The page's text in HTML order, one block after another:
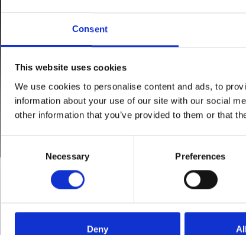
Consent
This website uses cookies
We use cookies to personalise content and ads, to
information about your use of our site with our social
other information that you’ve provided to them or that
Selection
Necessary Preferences
Deny